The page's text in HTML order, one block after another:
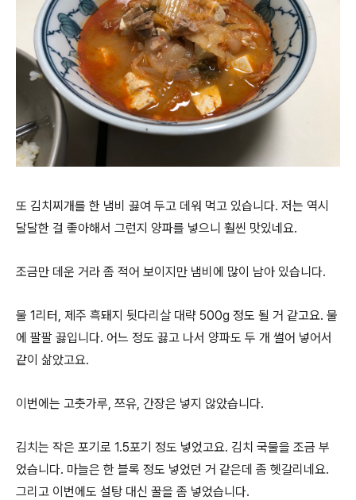
또 김치찌개를 한 냄비 끓여 두고 데워 먹고 있습니다. 저는 역시
달달한 걸 좋아해서 그런지 양파를 넣으니 훨씬 맛있네요.
조금만 데운 거라 좀 적어 보이지만 냄비에 많이 남아 있습니다.
물 1리터, 제주 흑돼지 뒷다리살 대략 500g 정도 될 거 같고요. 물
에 팔팔 끓입니다. 어느 정도 끓고 나서 양파도 두 개 썰어 넣어서
같이 삶았고요.
이번에는 고춧가루, 쯔유, 간장은 넣지 않았습니다.
김치는 작은 포기로 1.5포기 정도 넣었고요. 김치 국물을 조금 부
었습니다. 마늘은 한 블록 정도 넣었던 거 같은데 좀 헷갈리네요.
그리고 이번에도 설탕 대신 꿀을 좀 넣었습니다.